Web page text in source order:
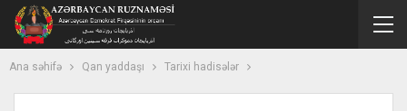
Ana səhifə Qan yaddaşı Tarixi hadisələr